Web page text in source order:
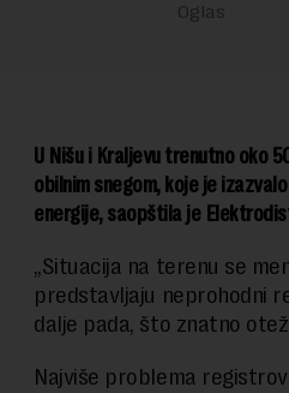
U Nišu i Kraljevu trenutno oko
obilnim snegom, koje je
energije, saopštila je
„Situacija na terenu se
predstavljaju neprohodni
dalje pada, što znatno
Najviše problema